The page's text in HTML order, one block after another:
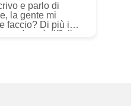
e parlo di
la gente mi
Di più i